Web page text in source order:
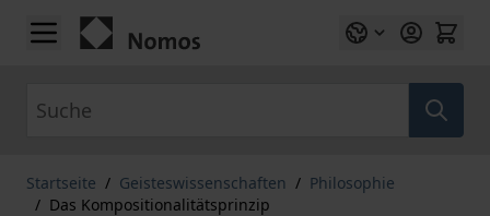
Zum Inhalt springen
Startseite / Geisteswissenschaften / Philosophie
/ Das Kompositionalitätsprinzip